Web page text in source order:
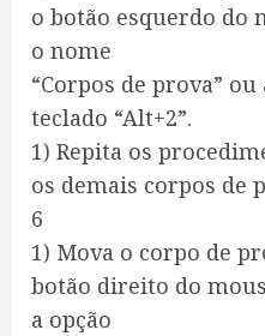
o botão esquerdo do
o nome
“Corpos de prova”
teclado “Alt+2”.
1) Repita os
os demais corpos de
6
1) Mova o corpo de
botão direito do
a opção